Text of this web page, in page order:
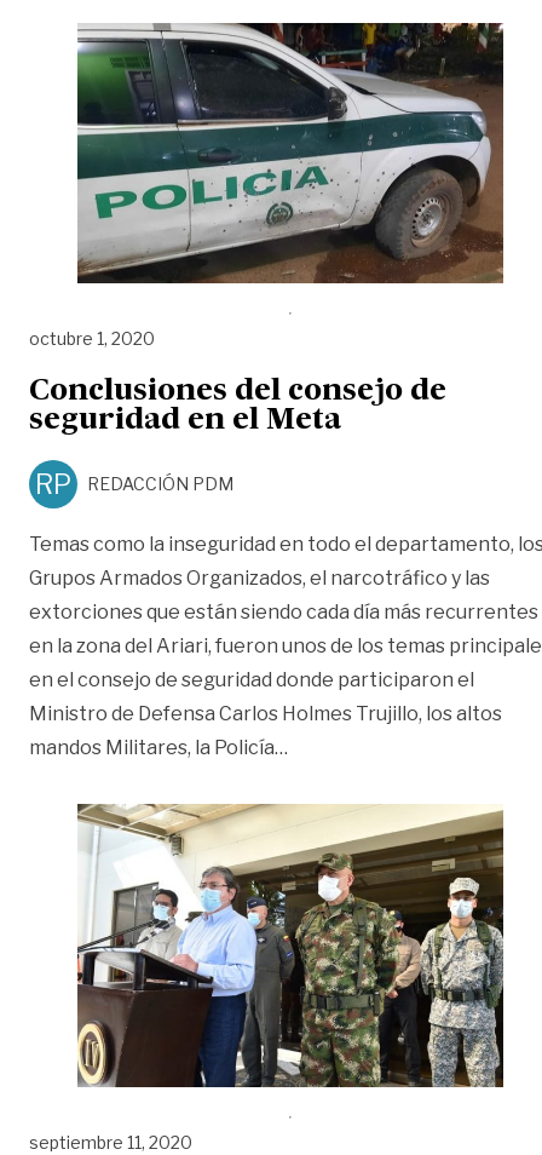
octubre 1, 2020
Conclusiones del consejo de
seguridad en el Meta
RP REDACCIÓN PDM
Temas como la inseguridad en todo el departamento,
Grupos Armados Organizados, el narcotráfico y las
extorciones que están siendo cada día más recurrentes
en la zona del Ariari, fueron unos de los temas
en el consejo de seguridad donde participaron el
Ministro de Defensa Carlos Holmes Trujillo, los altos
mandos Militares, la Policía…
septiembre 11, 2020